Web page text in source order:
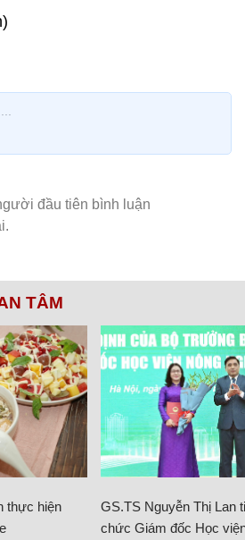
TÂM
thực hiện
GS.TS Nguyễn Thị Lan
chức Giám đốc Học